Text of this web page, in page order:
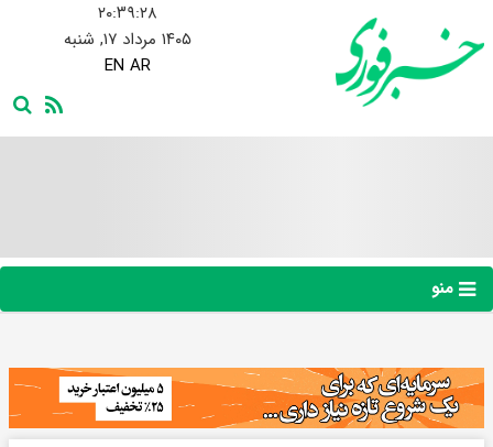
۲۰:۳۹:۲۹
۱۴۰۵ مرداد ۱۷, شنبه
EN AR
منو